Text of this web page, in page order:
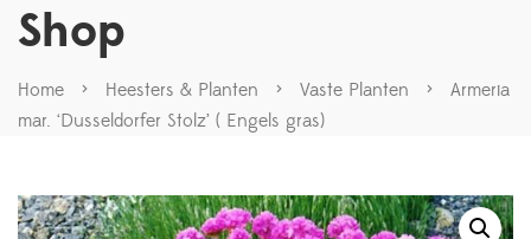
Shop
Home > Heesters & Planten > Vaste Planten >
Armeria
mar. ‘Dusseldorfer Stolz’ ( Engels gras)